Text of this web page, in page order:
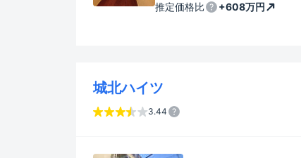
推定価格比
+608万円
城北ハイツ
3.44